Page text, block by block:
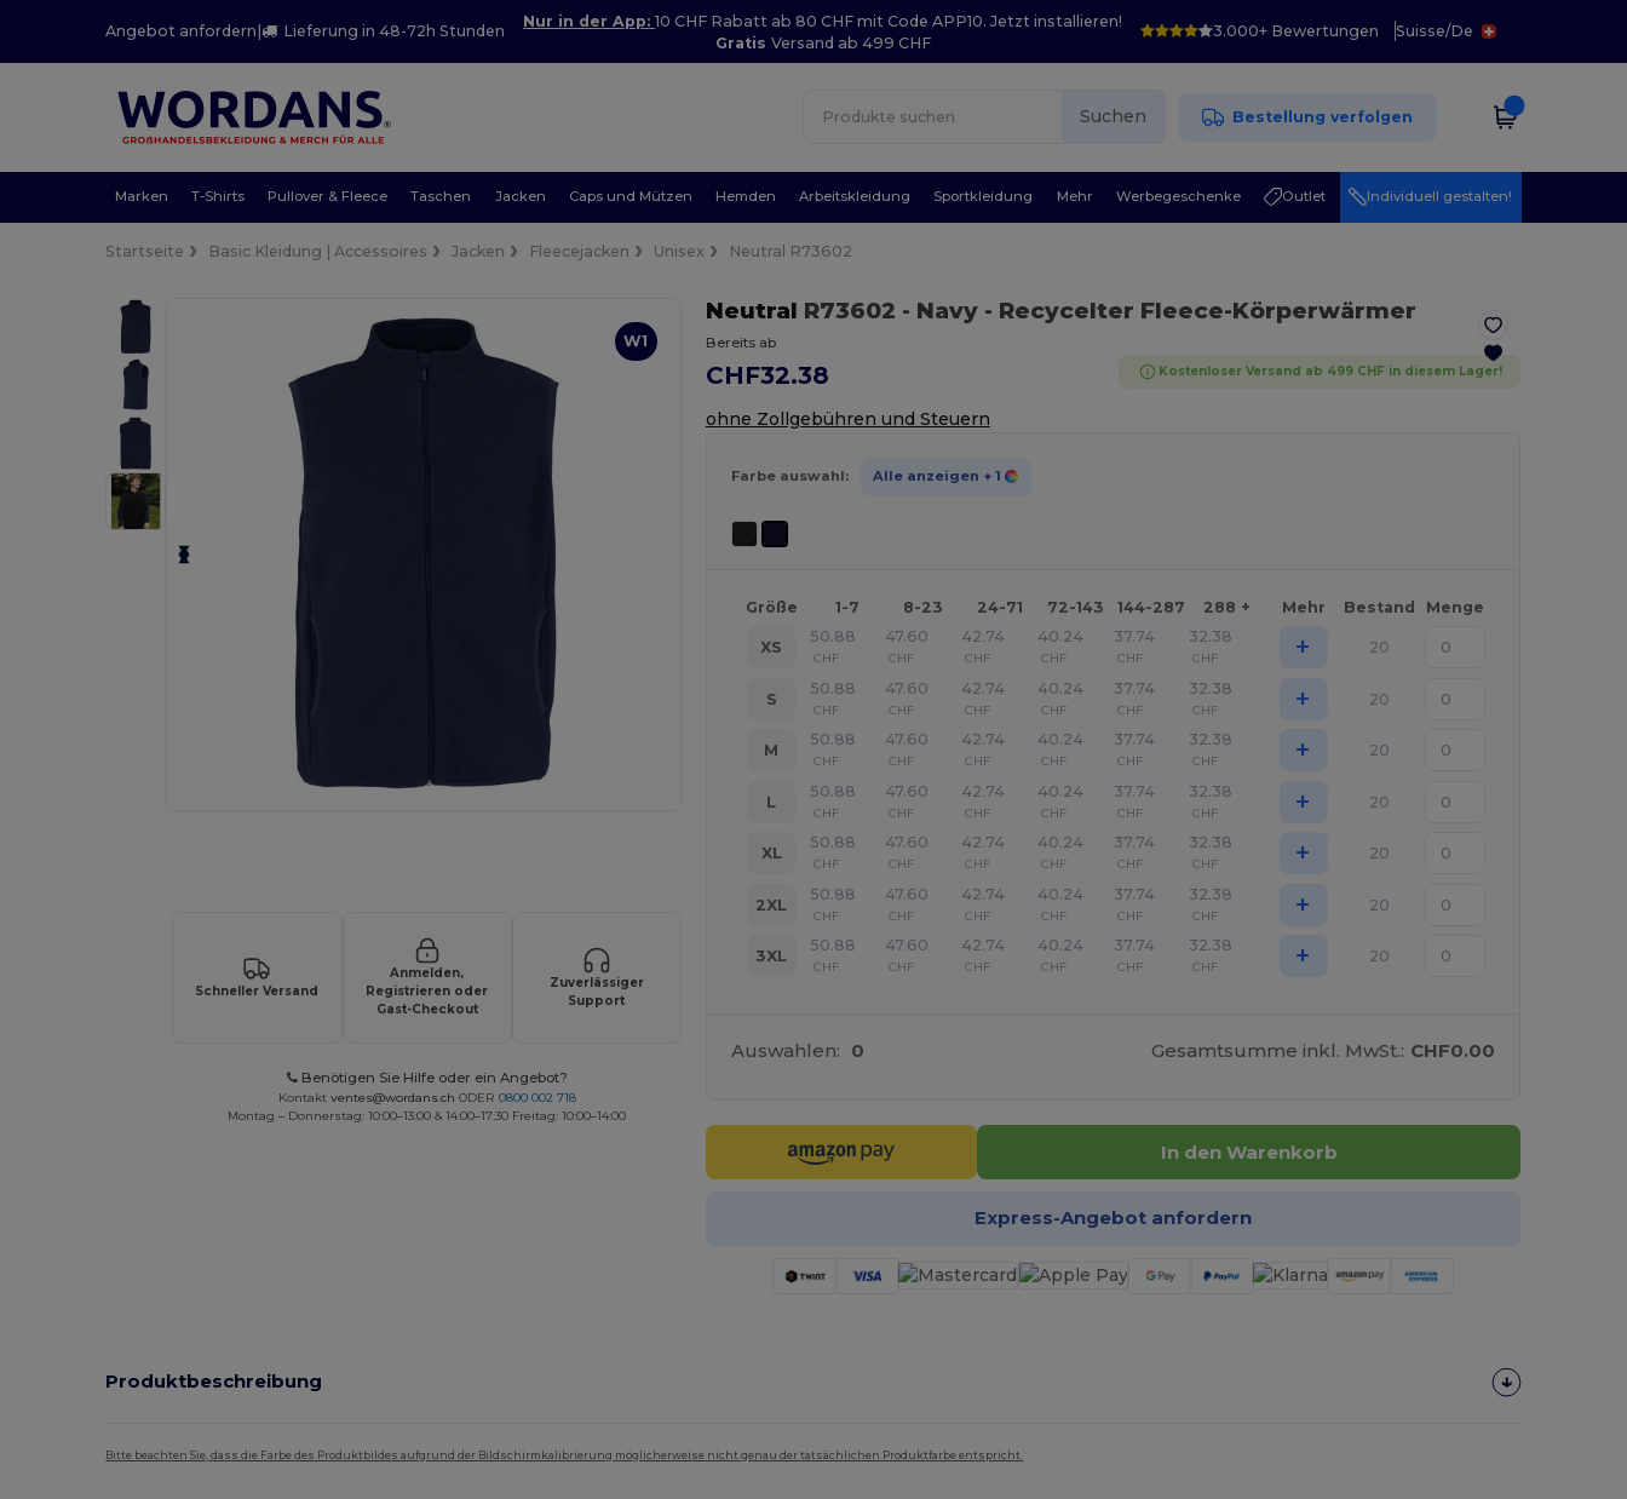
Angebot anfordern | Lieferung in 48-72h Stunden
Nur in der App:10 CHF Rabatt ab 80 CHF mit Code APP10. Jetzt installieren!
Gratis Versand ab 499 CHF
3.000+ Bewertungen Suisse/De
Suchen Bestellung verfolgen
Marken T-Shirts Pullover & Fleece Taschen Jacken Caps und Mützen Hemden Arbeitskleidung Sportkleidung Mehr Werbegeschenke Outlet Individuell gestalten!
Startseite Basic Kleidung | Accessoires Jacken Fleecejacken Unisex Neutral R73602
W1
Schneller Versand
Anmelden,
Registrieren oder
Gast-Checkout
Zuverlässiger
Support
Benötigen Sie Hilfe oder ein Angebot?
Kontakt ventes@wordans.ch ODER 0800 002 718
Montag – Donnerstag: 10:00–13:00 & 14:00–17:30 Freitag: 10:00–14:00
Neutral R73602 - Navy- Recycelter Fleece-Körperwärmer
Bereits ab
CHF32.38 Kostenloser Versand ab 499 CHF in diesem Lager!
ohne Zollgebühren und Steuern
Farbe auswahl: Alle anzeigen + 1
Größe 1-7 8-23 24-71 72-143 144-287 288 + Mehr Bestand Menge
XS
50.88
CHF
47.60
CHF
42.74
CHF
40.24
CHF
37.74
CHF
32.38
CHF + 20
S
50.88
CHF
47.60
CHF
42.74
CHF
40.24
CHF
37.74
CHF
32.38
CHF + 20
M
50.88
CHF
47.60
CHF
42.74
CHF
40.24
CHF
37.74
CHF
32.38
CHF + 20
L
50.88
CHF
47.60
CHF
42.74
CHF
40.24
CHF
37.74
CHF
32.38
CHF + 20
XL
50.88
CHF
47.60
CHF
42.74
CHF
40.24
CHF
37.74
CHF
32.38
CHF + 20
2XL
50.88
CHF
47.60
CHF
42.74
CHF
40.24
CHF
37.74
CHF
32.38
CHF + 20
3XL
50.88
CHF
47.60
CHF
42.74
CHF
40.24
CHF
37.74
CHF
32.38
CHF + 20
Auswahlen: 0 Gesamtsumme inkl. MwSt.: CHF0.00
In den Warenkorb
Express-Angebot anfordern
Produktbeschreibung
Bitte beachten Sie, dass die Farbe des Produktbildes aufgrund der Bildschirmkalibrierung möglicherweise nicht genau der tatsächlichen Produktfarbe entspricht.